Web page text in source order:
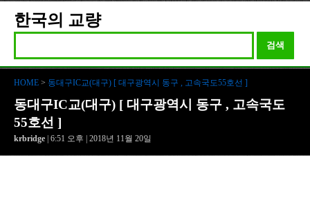
한국의 교량
검색
HOME > 동대구IC교(대구) [ 대구광역시 동구 , 고속국도55호선 ]
동대구IC교(대구) [ 대구광역시 동구 , 고속국도
55호선 ]
krbridge | 6:51 오후 | 2018년 11월 20일